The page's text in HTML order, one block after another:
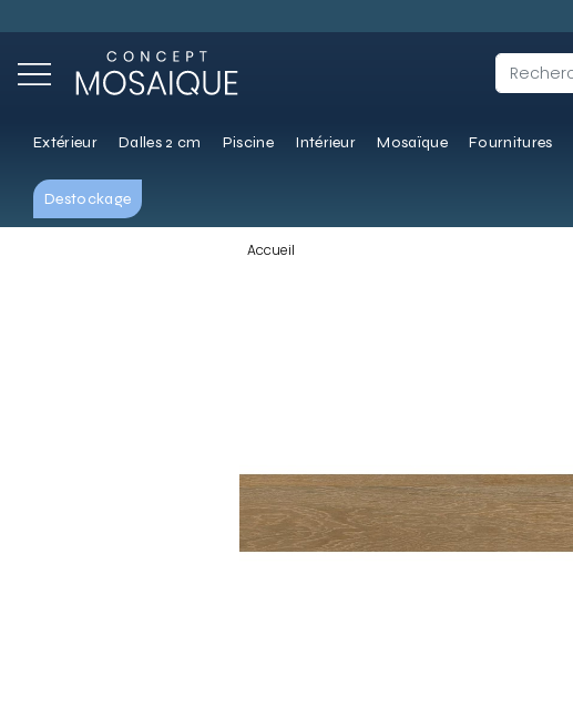
Extérieur Dalles 2 cm Piscine Intérieur Mosaïque Fournitures
Destockage
Accueil